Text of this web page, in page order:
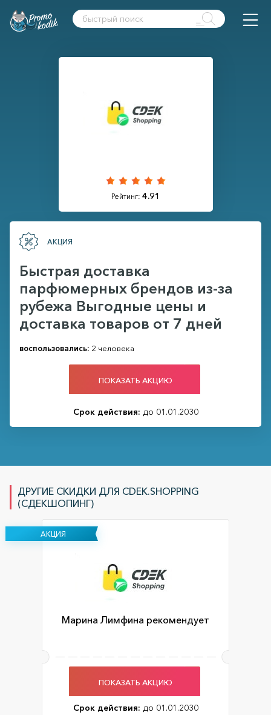
Рейтинг: 4.91
АКЦИЯ
Быстрая доставка
парфюмерных брендов из-за
рубежа Выгодные цены и
доставка товаров от 7 дней
воспользовались: 2 человека
ПОКАЗАТЬ АКЦИЮ
Срок действия: до 01.01.2030
ДРУГИЕ СКИДКИ ДЛЯ CDEK.SHOPPING
(СДЕКШОПИНГ)
АКЦИЯ
Марина Лимфина рекомендует
ПОКАЗАТЬ АКЦИЮ
Срок действия: до 01.01.2030